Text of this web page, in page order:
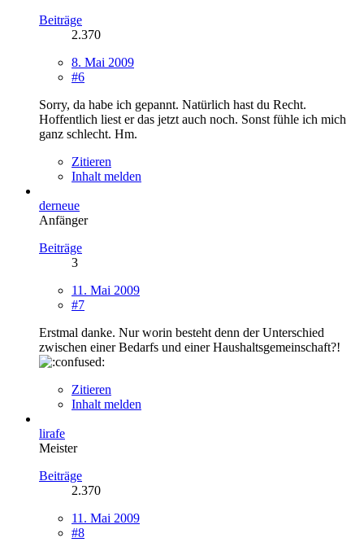
Beiträge
2.370
8. Mai 2009
#6
Sorry, da habe ich gepannt. Natürlich hast du Recht.
Hoffentlich liest er das jetzt auch noch. Sonst fühle ich mich
ganz schlecht. Hm.
Zitieren
Inhalt melden
derneue
Anfänger
Beiträge
3
11. Mai 2009
#7
Erstmal danke. Nur worin besteht denn der Unterschied
zwischen einer Bedarfs und einer Haushaltsgemeinschaft?!
Zitieren
Inhalt melden
lirafe
Meister
Beiträge
2.370
11. Mai 2009
#8